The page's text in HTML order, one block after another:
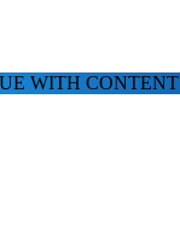
WITH CONTENT